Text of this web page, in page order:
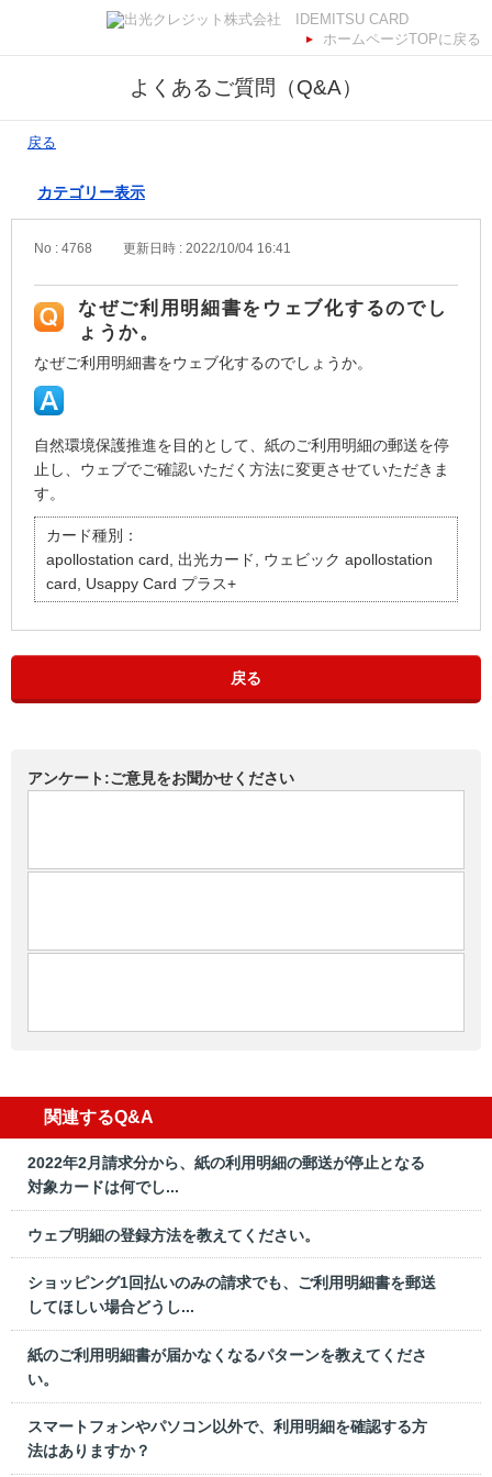
ホームページTOPに戻る
よくあるご質問（Q&A）
戻る
カテゴリー表示
No : 4768 更新日時 : 2022/10/04 16:41
なぜご利用明細書をウェブ化するのでし
ょうか。
なぜご利用明細書をウェブ化するのでしょうか。
自然環境保護推進を目的として、紙のご利用明細の郵送を停
止し、ウェブでご確認いただく方法に変更させていただきま
す。
カード種別：
apollostation card, 出光カード, ウェビック apollostation
card, Usappy Card プラス+
戻る
アンケート:ご意見をお聞かせください
関連するQ&A
2022年2月請求分から、紙の利用明細の郵送が停止となる
対象カードは何でし...
ウェブ明細の登録方法を教えてください。
ショッピング1回払いのみの請求でも、ご利用明細書を郵送
してほしい場合どうし...
紙のご利用明細書が届かなくなるパターンを教えてくださ
い。
スマートフォンやパソコン以外で、利用明細を確認する方
法はありますか？